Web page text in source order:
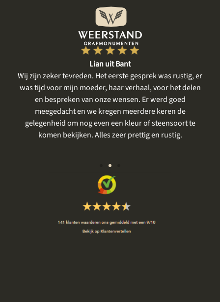
Lian uit Bant
Wij zijn zeker tevreden. Het eerste gesprek was rustig, er
was tijd voor mijn moeder, haar verhaal, voor het delen
en bespreken van onze wensen. Er werd goed
meegedacht en we kregen meerdere keren de
gelegenheid om nog even een kleur of steensoort te
komen bekijken. Alles zeer prettig en rustig.